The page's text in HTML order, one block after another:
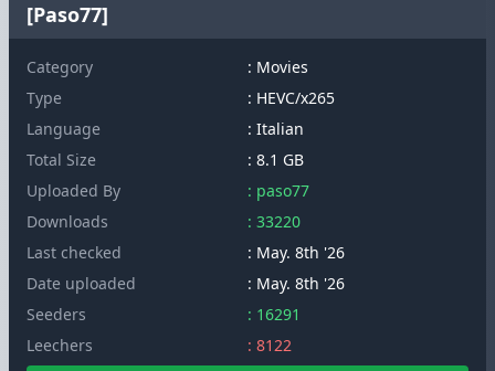
[Paso77]
Category : Movies
Type
: HEVC/x265
Language
: Italian
Total Size
: 8.1 GB
Uploaded By
: paso77
Downloads
: 33220
Last checked
: May. 8th '26
Date uploaded
: May. 8th '26
Seeders
: 16291
Leechers
: 8122